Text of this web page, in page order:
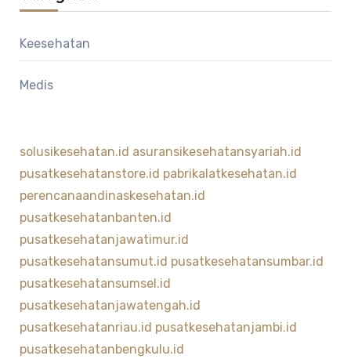
Keesehatan
Medis
solusikesehatan.id asuransikesehatansyariah.id
pusatkesehatanstore.id pabrikalatkesehatan.id
perencanaandinaskesehatan.id
pusatkesehatanbanten.id
pusatkesehatanjawatimur.id
pusatkesehatansumut.id pusatkesehatansumbar.id
pusatkesehatansumsel.id
pusatkesehatanjawatengah.id
pusatkesehatanriau.id pusatkesehatanjambi.id
pusatkesehatanbengkulu.id